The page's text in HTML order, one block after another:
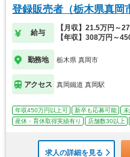
登録販売者（栃木県真岡
給与
【月収】21.5万円～
【年収】308万円～
勤務地 栃木県 真岡市
アクセス 真岡鐵道 真岡駅
年収450万円以上可 新卒も応募可能
産休・育休取得実績有り
店舗数30以上
求人の詳細を見る